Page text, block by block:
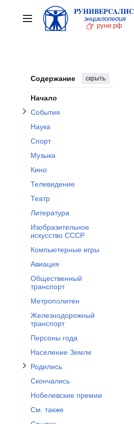
содержаниюГлавное меню
Содержание скрыть
Начало
События
Отобразить/Скрыть подраздел События
Наука
Спорт
Музыка
Кино
Телевидение
Театр
Литература
Изобразительное
искусство СССР
Компьютерные игры
Авиация
Общественный
транспорт
Метрополитен
Железнодорожный
транспорт
Персоны года
Население Земли
Родились
Отобразить/Скрыть подраздел Родились
Скончались
Нобелевские премии
См. также